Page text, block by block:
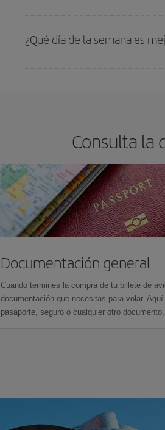
¿Qué día de la semana es
Consulta la
Documentación general
Cuando termines la compra de tu billete de
documentación que necesitas para volar.
pasaporte, seguro o cualquier otro